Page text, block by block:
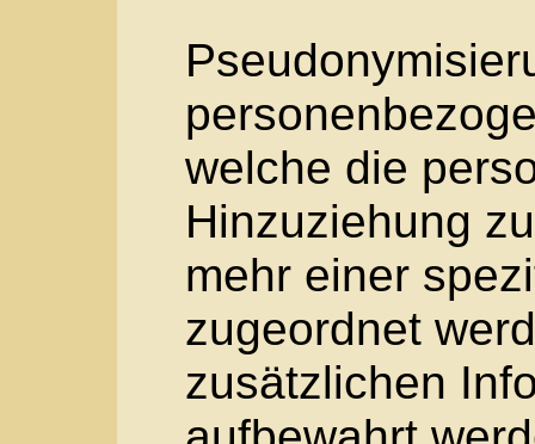
Verarbeitung von
entscheidet. Sind
Verarbeitung
Recht der
der
die bestimmten
nach dem
Mitgliedstaaten